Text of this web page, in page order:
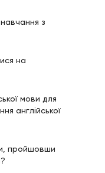
з
на
мови для
англійської
пройшовши